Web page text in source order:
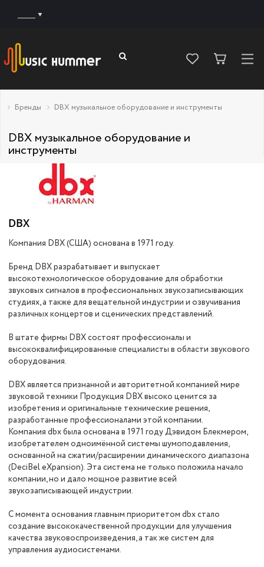
Бренды DBX музыкальное оборудование и инструменты
DBX музыкальное оборудование и
инструменты
DBX
Компания DBX (США) основана в 1971 году.
Бренд DBX разрабатывает и выпускает
высокотехнологическое оборудование для обработки
звуковых сигналов в профессиональных звукозаписывающих
студиях, а также для вещательной индустрии и озвучивания
различных концертов и сценических представлений.
В штате фирмы DBX состоят профессионалы и
высококвалифицированные специалисты в области звукового
оборудования.
DBX является признанной и авторитетной компанией мире
звуковой техники Продукция DBX высоко ценится за
изобретения и оригинальные технические решения,
разработанные профессионалами этой компании.
Компания dbx была основана в 1971 году Дэвидом Блекмером,
изобретателем одноимённой системы шумоподавления,
основанной на сжатии/расширении динамического диапазона
(DeciBel eXpansion). Эта система не только положила начало
компании, но и дало мощное развитие всей
звукозаписывающей индустрии.
C момента основания главным приоритетом dbx стало
создание высококачественной продукции для улучшения
качества звуковоспроизведения, а так же систем для
управления аудиосистемами.